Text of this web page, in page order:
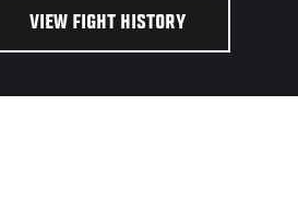
VIEW FIGHT HISTORY